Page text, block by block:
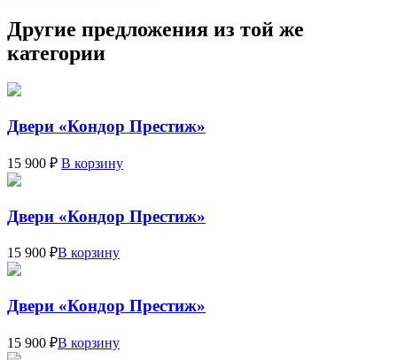
Другие предложения из той же
категории
Двери «Кондор Престиж»
15 900 ₽ В корзину
Двери «Кондор Престиж»
15 900 ₽В корзину
Двери «Кондор Престиж»
15 900 ₽В корзину